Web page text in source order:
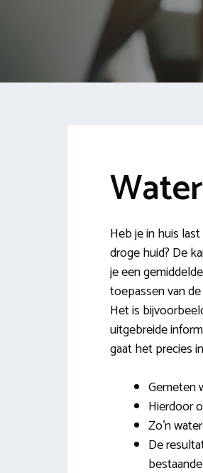
Heb je in huis
droge huid? De
je een
toepassen van
Het is
uitgebreide
gaat het precies
Gemeten
Hierdoor
Zo’n
De